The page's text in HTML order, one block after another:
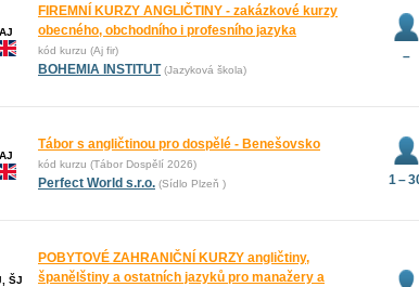
AJ
FIREMNÍ KURZY ANGLIČTINY - zakázkové kurzy
obecného, obchodního i profesního jazyka
kód kurzu (Aj fir)
BOHEMIA INSTITUT (Jazyková škola)
–
AJ
Tábor s angličtinou pro dospělé - Benešovsko
kód kurzu (Tábor Dospělí 2026)
Perfect World s.r.o. (Sídlo Plzeň ) 1 –
ŠJ
POBYTOVÉ ZAHRANIČNÍ KURZY angličtiny,
španělštiny a ostatních jazyků pro manažery a